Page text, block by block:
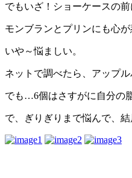
でもいざ！ショーケースの前
モンブランとプリンにも心
いや～悩ましい。
ネットで調べたら、アップル
でも…6個はさすがに自分の
で、ぎりぎりまで悩んで、結